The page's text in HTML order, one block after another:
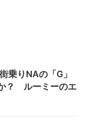
りNAの「G」
？ ルーミーのエ